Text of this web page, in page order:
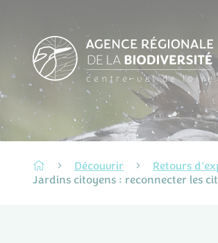
Découvrir
Retours
Jardins citoyens : reconnecter les